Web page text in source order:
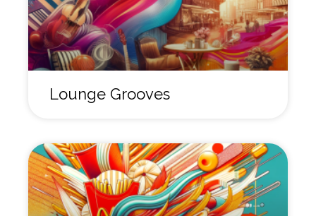
Lounge Grooves